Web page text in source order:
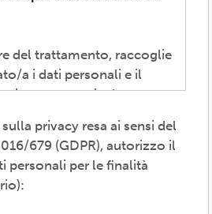
del trattamento, raccoglie
a i dati personali e il
per consentire la
propri del movimento
atti associativi
mediante attività,
, provvedere agli
privacy resa ai sensi del
679 (GDPR), autorizzo il
personali per le finalità